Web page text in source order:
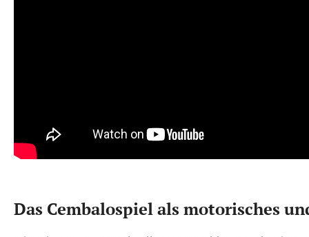
Das Cembalospiel als motorisches